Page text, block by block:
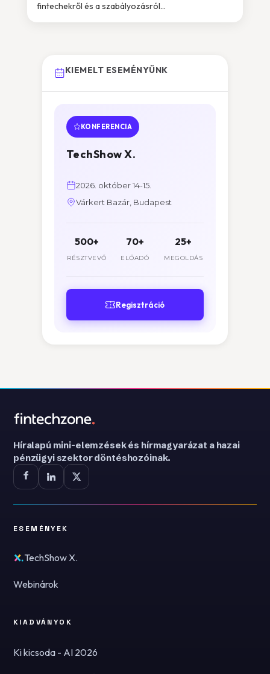
fintechekről és a szabályozásról...
KIEMELT ESEMÉNYÜNK
KONFERENCIA
TechShow X.
2026. október 14-15.
Várkert Bazár, Budapest
500+
RÉSZTVEVŐ
70+
ELŐADÓ
25+
MEGOLDÁS
Regisztráció
Híralapú mini-elemzések és hírmagyarázat a hazai
pénzügyi szektor döntéshozóinak.
ESEMÉNYEK
TechShow X.
Webinárok
KIADVÁNYOK
Ki kicsoda - AI 2026